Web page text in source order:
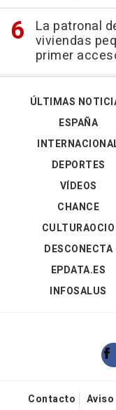
La patronal
viviendas
primer
ÚLTIMAS
ESPAÑA
DEPORTES
VÍDEOS
CHANCE
CULTURAOCIO
DESCONECTA
EPDATA.ES
INFOSALUS
Contacto